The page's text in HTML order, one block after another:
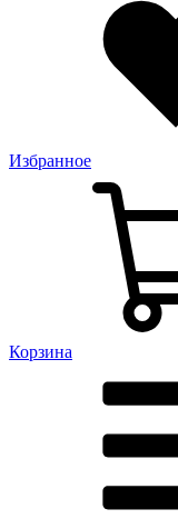
Избранное
Корзина